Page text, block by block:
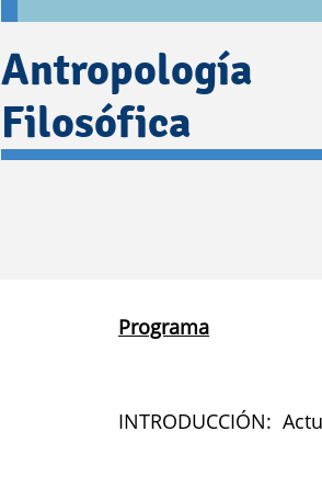
Antropología
Filosófica
Programa
INTRODUCCIÓN: